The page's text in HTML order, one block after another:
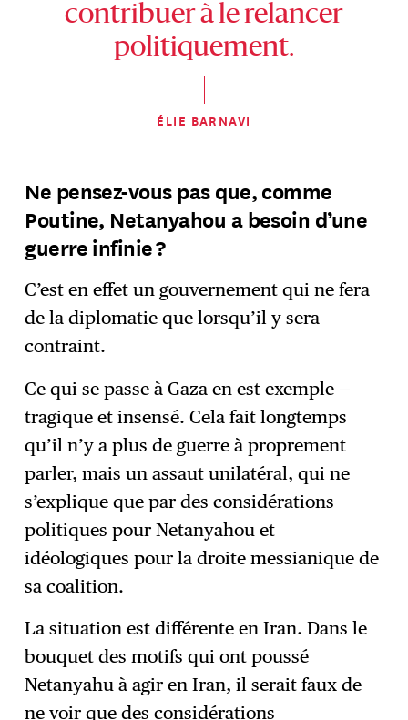
contribuer à le relancer
politiquement.
ÉLIE BARNAVI
Ne pensez-vous pas que, comme
Poutine, Netanyahou a besoin d’une
guerre infinie ?
C’est en effet un gouvernement qui ne fera
de la diplomatie que lorsqu’il y sera
contraint.
Ce qui se passe à Gaza en est exemple —
tragique et insensé. Cela fait longtemps
qu’il n’y a plus de guerre à proprement
parler, mais un assaut unilatéral, qui ne
s’explique que par des considérations
politiques pour Netanyahou et
idéologiques pour la droite messianique de
sa coalition.
La situation est différente en Iran. Dans le
bouquet des motifs qui ont poussé
Netanyahu à agir en Iran, il serait faux de
ne voir que des considérations